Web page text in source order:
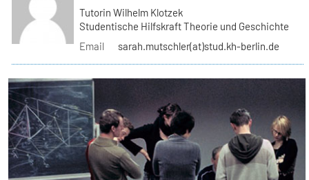
Tutorin Wilhelm Klotzek
Studentische Hilfskraft Theorie und Geschichte
Email
sarah.mutschler(at)stud.kh-berlin.de